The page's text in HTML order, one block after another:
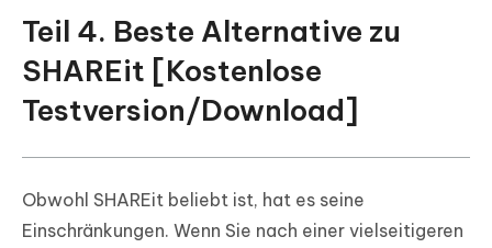
Teil 4. Beste Alternative zu
SHAREit [Kostenlose
Testversion/Download]
Obwohl SHAREit beliebt ist, hat es seine
Einschränkungen. Wenn Sie nach einer vielseitigeren